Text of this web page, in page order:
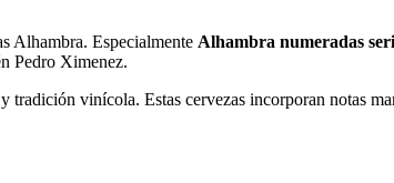
Alhambra. Especialmente Alhambra numeradas
Pedro Ximenez.
vinícola. Estas cervezas incorporan notas